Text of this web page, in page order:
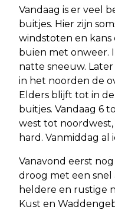
Vandaag is er veel
buitjes. Hier zijn
windstoten en kans
buien met onweer.
natte sneeuw.
in het noorden de
Elders blijft tot in
buitjes. Vandaag 6
west tot
hard. Vanmiddag al
Vanavond eerst
droog met een snel
heldere en rustige
Kust en